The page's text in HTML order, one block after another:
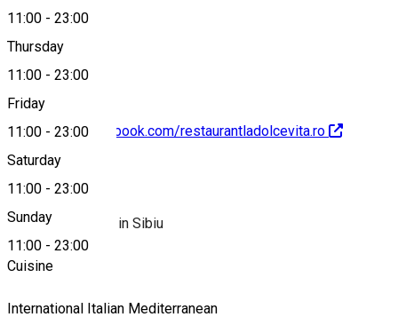
11:00 - 23:00
Thursday
11:00 - 23:00
Friday
11:00 - 23:00
Saturday
11:00 - 23:00
Sunday
11:00 - 23:00
https://www.facebook.com/restaurantladolcevita.ro
About
Italian Restaurant in Sibiu
Cuisine
International Italian Mediterranean